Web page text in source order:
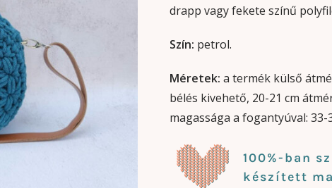
drapp vagy fekete színű
Szín: petrol.
Méretek: a termék külső
bélés kivehető, 20-21 cm
magassága a fogantyúval: 33-
100%-ban
készített